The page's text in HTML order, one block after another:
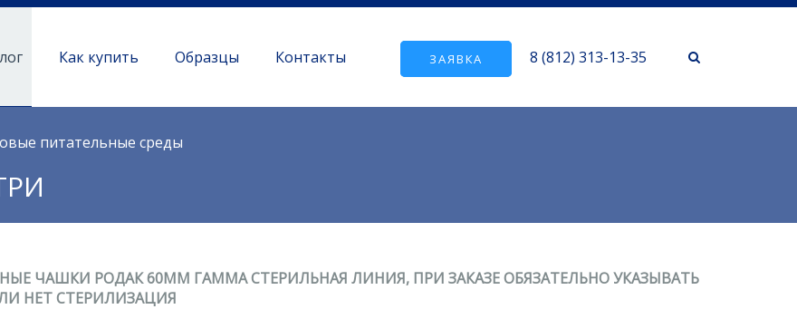
Как купить Образцы Контакты ЗАЯВКА 8 (812) 313-13-35
питательные среды
ЧАШКИ РОДАК 60ММ ГАММА СТЕРИЛЬНАЯ ЛИНИЯ, ПРИ ЗАКАЗЕ ОБЯЗАТЕЛЬНО УКАЗЫВАТЬ
НЕТ СТЕРИЛИЗАЦИЯ